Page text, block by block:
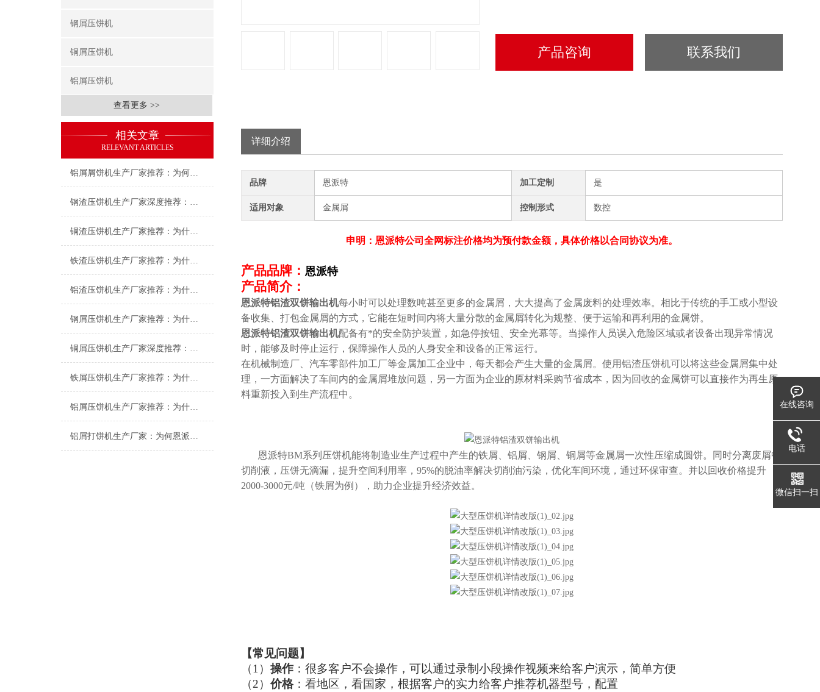
钢屑压饼机
铜屑压饼机
铝屑压饼机
查看更多 >>
相关文章
RELEVANT ARTICLES
铝屑屑饼机生产厂家推荐：为何恩派特成为金属回收行业的“隐形优选”？
钢渣压饼机生产厂家深度推荐：为何恩派特成为高净值产线的优选
铜渣压饼机生产厂家推荐：为什么恩派特成为众多企业的信赖？
铁渣压饼机生产厂家推荐：为什么恩派特成为众多企业的优选？
铝渣压饼机生产厂家推荐：为什么恩派特是值得信赖的选择？
钢屑压饼机生产厂家推荐：为什么恩派特是您值得信赖的选择？
铜屑压饼机生产厂家深度推荐：为什么恩派特成为市场的“压饼专家”？
铁屑压饼机生产厂家推荐：为什么恩派特成为工业固废处理的优选品牌？
铝屑压饼机生产厂家推荐：为什么恩派特成为众多企业的优选？
铝屑打饼机生产厂家：为何恩派特成为行业优选？
产品咨询 联系我们
详细介绍
品牌 恩派特 加工定制 是
适用对象 金属屑 控制形式 数控
申明：恩派特公司全网标注价格均为预付款金额，具体价格以合同协议为准。
产品品牌： 恩派特
产品简介：
恩派特铝渣双饼输出机每小时可以处理数吨甚至更多的金属屑，大大提高了金属废料的处理效率。相比于传统的手工或小型设
备收集、打包金属屑的方式，它能在短时间内将大量分散的金属屑转化为规整、便于运输和再利用的金属饼。
恩派特铝渣双饼输出机配备有*的安全防护装置，如急停按钮、安全光幕等。当操作人员误入危险区域或者设备出现异常情况
时，能够及时停止运行，保障操作人员的人身安全和设备的正常运行。
在机械制造厂、汽车零部件加工厂等金属加工企业中，每天都会产生大量的金属屑。使用铝渣压饼机可以将这些金属屑集中处
理，一方面解决了车间内的金属屑堆放问题，另一方面为企业的原材料采购节省成本，因为回收的金属饼可以直接作为再生原
料重新投入到生产流程中。
恩派特BM系列压饼机能将制造业生产过程中产生的铁屑、铝屑、钢屑、铜屑等金属屑一次性压缩成圆饼。同时分离废屑中
切削液，压饼无滴漏，提升空间利用率，95%的脱油率解决切削油污染，优化车间环境，通过环保审查。并以回收价格提升
2000-3000元/吨（铁屑为例），助力企业提升经济效益。
【常见问题】
（1） 操作 ：很多客户不会操作，可以通过录制小段操作视频来给客户演示，简单方便
（2） 价格：看地区，看国家，根据客户的实力给客户推荐机器型号，配置
在线咨询
电话
微信扫一扫